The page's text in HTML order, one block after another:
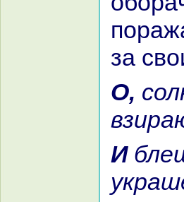
за
О, солнце кpaсы! Онa явилась
И блещет чванливостью,